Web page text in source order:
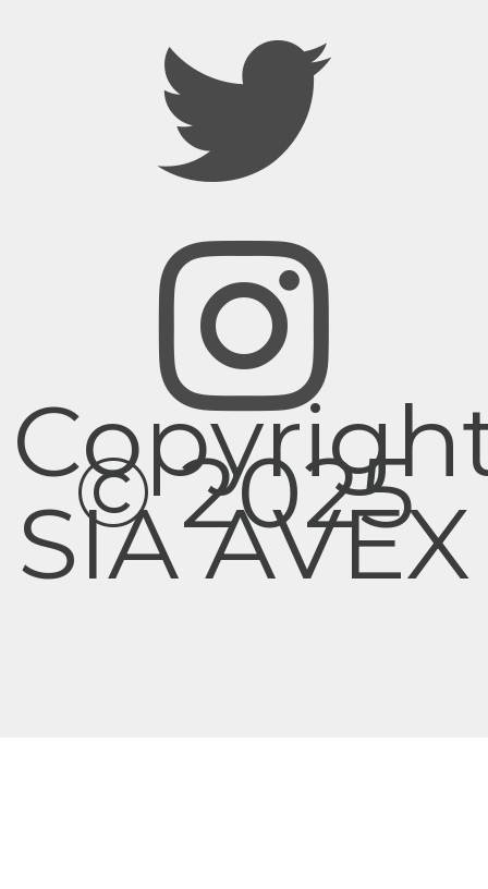
© 2025
SIA AVEX